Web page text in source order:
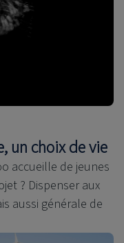
un choix de vie
accueille de jeunes
? Dispenser aux
aussi générale de